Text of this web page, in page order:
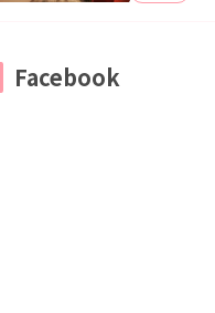
Facebook